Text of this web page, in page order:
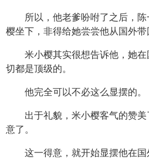
所以，他老爹吩咐了之后，
樱坐下，非得给她尝尝他从国外带
米小樱其实很想告诉他，她
切都是顶级的。
他完全可以不必这么显摆的。
出于礼貌，米小樱客气的赞
意了。
这一得意，就开始显摆他在国